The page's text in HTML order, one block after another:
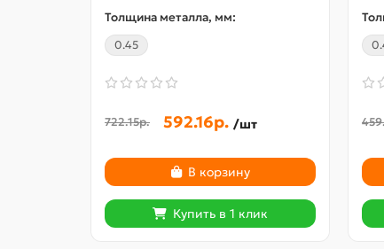
Толщина металла, мм:
0.45
722.15р. 592.16р. /шт
В корзину
Купить в 1 клик